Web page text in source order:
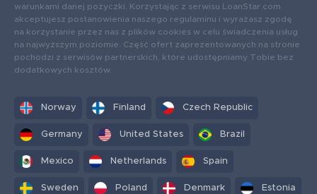
warunkami danej pożyczki. Korzystając z serwisu LoanStar.com
akceptujesz postanowienia naszego regulaminu i wyrażasz zgodę
na korzystanie przez nas z plików cookies w celu świadczenia usług
na najwyższym poziomie. Część ofert zaprezentowanych na stronie
pochodzi z serwisów partnerskich, które udostępniamy Tobie bez
dodatkowych kosztów.
Norway Finland Czech Republic
Germany United States Brazil
Mexico Netherlands Spain
Sweden Poland Denmark Estonia